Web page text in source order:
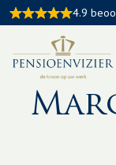
4.9
Een